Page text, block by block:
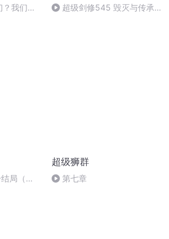
我们！
超级剑修545 毁灭与传承
局（结
超级狮群
第七章